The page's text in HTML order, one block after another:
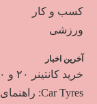
کسب و کار
ورزشی
آخرین اخبار
خرید کانتینر ۲۰ و ۴۰ فوت با بهترین قیمت
Car Tyres: راهنمای کامل خرید تایر